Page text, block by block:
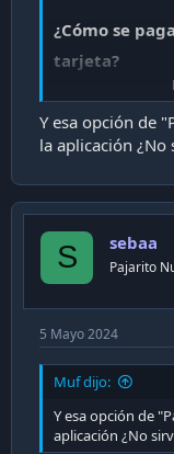
¿Cómo se
tarjeta?
La deuda
Tarjeta de
Estado de
americanos y
hasta la fecha
en la red de
Si no alcanzas
SMART en
vencimiento del
traspasará a
cambio fijado
Crédito,
línea rotatoria y
su proceso.
Y esa opción de
la aplicación ¿No
S sebaa
Pajarito
5 Mayo 2024
Muf dijo:
Y esa opción de
aplicación ¿No